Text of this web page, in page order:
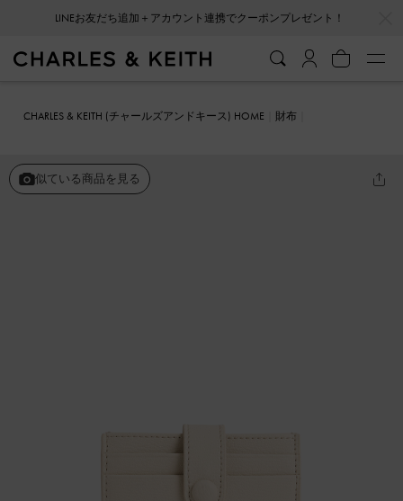
会員登録＋ニュースレター登録で10%OFFクーポンプレゼント！
CHARLES & KEITH (チャールズアンドキース) HOME
財布
似ている商品を見る